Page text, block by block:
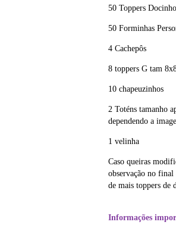
50 Toppers Docinho
50 Forminhas
4 Cachepôs
8 toppers G tam
10 chapeuzinhos
2 Toténs tamanho
dependendo a
1 velinha
Caso queiras
observação no
de mais toppers de
Informações